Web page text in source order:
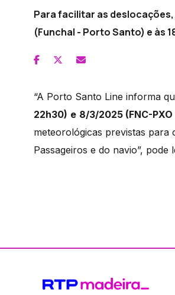
Para facilitar as
(Funchal - Porto Santo) e às
“A Porto Santo Line informa
22h30) e 8/3/2025 (FNC-PXO
meteorológicas previstas
Passageiros e do navio”,